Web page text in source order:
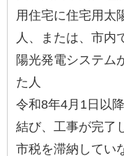
用住宅に住宅用太
人、または、市内
陽光発電システム
た人
令和8年4月1日以
結び、工事が完了
市税を滞納してい